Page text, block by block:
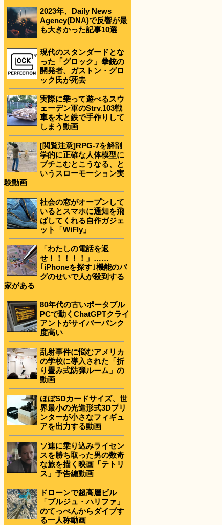
2023年、Daily News
Agency(DNA)で反響が最
も大きかった記事10選
現代のスタンダードとな
った「グロック」拳銃の
開発者、ガストン・グロ
ック氏が死去
実際に乗って遊べるスウ
ェーデン軍のStrv.103戦
車を木と鉄で手作りして
しまう動画
[閲覧注意]RPG-7を解剖
学的に正確な人体模型に
ブチこむとこうなる、と
いうスローモーション実
験動画
社会の窓がオープンして
いるとスマホに通知を飛
ばしてくれる自作ガジェ
ット「WiFly」
「わたしの電話を返
せ！！！！！」……
｢iPhoneを探す｣機能のバ
グのせいで人が殺到する
家がある
80年代の古いポータブル
PCで動くChatGPTクライ
アントがサイバーパンク
度高い
乱射事件に悩むアメリカ
の学校に導入された「折
り畳み式防弾ルーム」の
動画
ほぼSDカードサイズ、世
界最小の光造形式3Dプリ
ンターが小さなフィギュ
アを出力する動画
ソ連に乗り込みライセン
スを勝ち取った男の数奇
な旅を描く映画「テトリ
ス」予告編動画
ドローンで超高層ビル
「ブルジュ・ハリファ」
のてっぺんからダイブす
る一人称動画